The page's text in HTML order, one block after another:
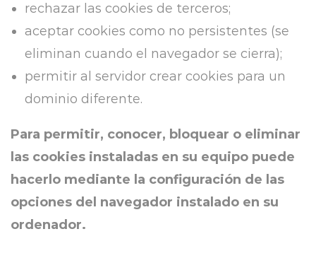
rechazar las cookies de terceros;
aceptar cookies como no persistentes (se
eliminan cuando el navegador se cierra);
permitir al servidor crear cookies para un
dominio diferente.
Para permitir, conocer, bloquear o eliminar
las cookies instaladas en su equipo puede
hacerlo mediante la configuración de las
opciones del navegador instalado en su
ordenador.